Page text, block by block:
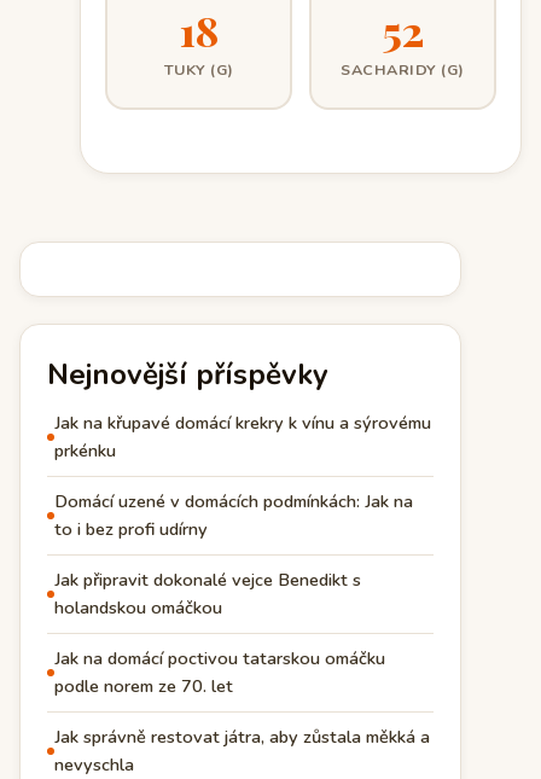
18
TUKY (G)
52
SACHARIDY (G)
Nejnovější příspěvky
Jak na křupavé domácí krekry k vínu a sýrovému
prkénku
Domácí uzené v domácích podmínkách: Jak na
to i bez profi udírny
Jak připravit dokonalé vejce Benedikt s
holandskou omáčkou
Jak na domácí poctivou tatarskou omáčku
podle norem ze 70. let
Jak správně restovat játra, aby zůstala měkká a
nevyschla